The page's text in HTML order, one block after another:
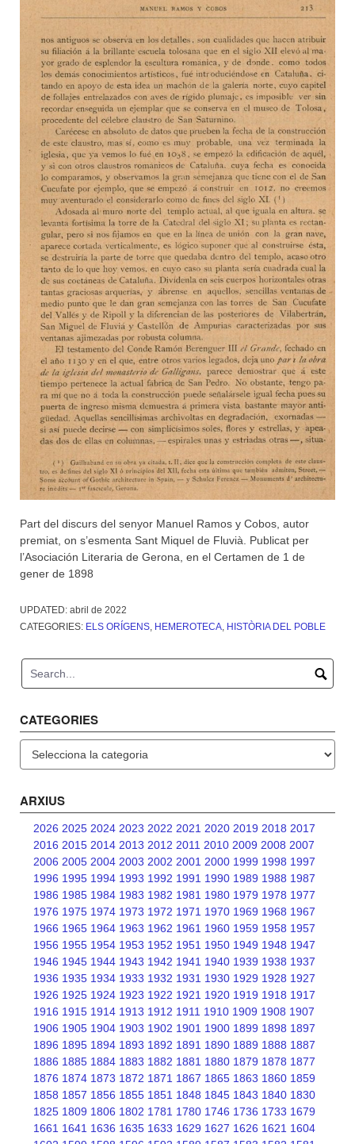
Part del discurs del senyor Manuel Ramos y Cobos, autor
premiat, on s’esmenta Sant Miquel de Fluvià. Publicat per
l’Asociación Literaria de Gerona, en el Certamen de 1 de
gener de 1898
UPDATED: abril de 2022
CATEGORIES: ELS ORÍGENS HEMEROTECA HISTÒRIA DEL POBLE
CATEGORIES
Categories
ARXIUS
2026 2025 2024 2023 2022 2021 2020 2019 2018 2017
2016 2015 2014 2013 2012 2011 2010 2009 2008 2007
2006 2005 2004 2003 2002 2001 2000 1999 1998 1997
1996 1995 1994 1993 1992 1991 1990 1989 1988 1987
1986 1985 1984 1983 1982 1981 1980 1979 1978 1977
1976 1975 1974 1973 1972 1971 1970 1969 1968 1967
1966 1965 1964 1963 1962 1961 1960 1959 1958 1957
1956 1955 1954 1953 1952 1951 1950 1949 1948 1947
1946 1945 1944 1943 1942 1941 1940 1939 1938 1937
1936 1935 1934 1933 1932 1931 1930 1929 1928 1927
1926 1925 1924 1923 1922 1921 1920 1919 1918 1917
1916 1915 1914 1913 1912 1911 1910 1909 1908 1907
1906 1905 1904 1903 1902 1901 1900 1899 1898 1897
1896 1895 1894 1893 1892 1891 1890 1889 1888 1887
1886 1885 1884 1883 1882 1881 1880 1879 1878 1877
1876 1874 1873 1872 1871 1867 1865 1863 1860 1859
1858 1857 1856 1855 1851 1848 1845 1843 1840 1830
1825 1809 1806 1802 1781 1780 1746 1736 1733 1679
1661 1641 1636 1635 1633 1629 1627 1626 1621 1604